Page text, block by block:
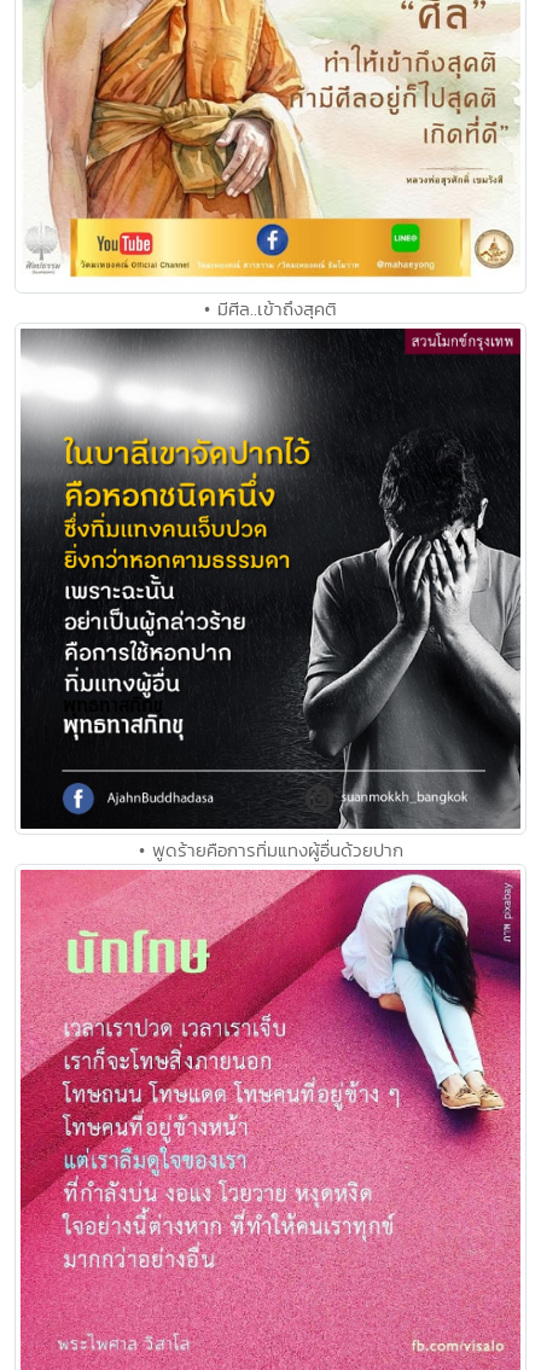
• มีศีล..เข้าถึงสุคติ
• พูดร้ายคือการทิ่มแทงผู้อื่นด้วยปาก